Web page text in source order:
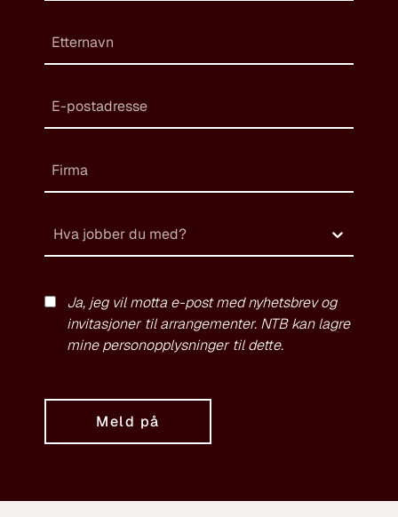
Hva jobber du med?
Ja, jeg vil motta e-post med nyhetsbrev og
invitasjoner til arrangementer. NTB kan lagre
mine personopplysninger til dette.
Meld på